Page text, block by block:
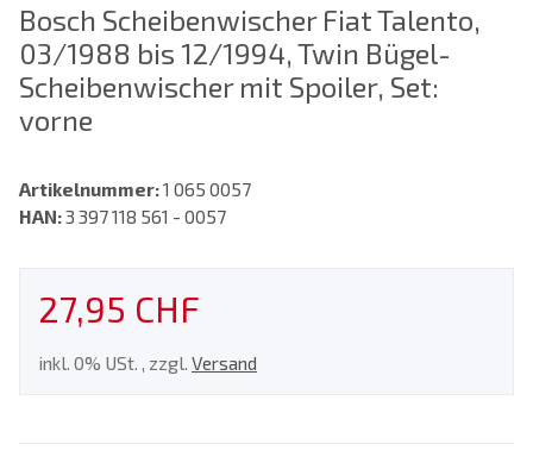
Bosch Scheibenwischer Fiat Talento,
03/1988 bis 12/1994, Twin Bügel-
Scheibenwischer mit Spoiler, Set:
vorne
Artikelnummer:1 065 0057
HAN:3 397 118 561 - 0057
27,95 CHF
inkl. 0% USt. , zzgl. Versand